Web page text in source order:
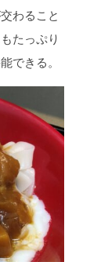
わること
たっぷり
できる。